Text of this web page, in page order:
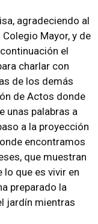
agradeciendo al
Mayor, y de
el
charlar con
de los demás
de Actos donde
unas palabras a
a la proyección
encontramos
que muestran
lo que es vivir en
preparado la
jardín mientras